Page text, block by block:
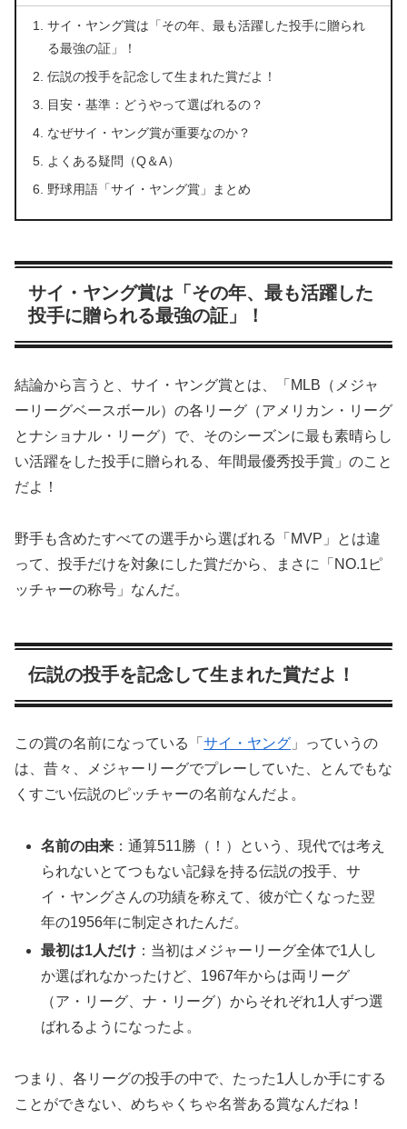
サイ・ヤング賞は「その年、最も活躍した投手に贈られ
る最強の証」！
伝説の投手を記念して生まれた賞だよ！
目安・基準：どうやって選ばれるの？
なぜサイ・ヤング賞が重要なのか？
よくある疑問（Q＆A）
野球用語「サイ・ヤング賞」まとめ
サイ・ヤング賞は「その年、最も活躍した
投手に贈られる最強の証」！
結論から言うと、サイ・ヤング賞とは、「MLB（メジャ
ーリーグベースボール）の各リーグ（アメリカン・リーグ
とナショナル・リーグ）で、そのシーズンに最も素晴らし
い活躍をした投手に贈られる、年間最優秀投手賞」のこと
だよ！
野手も含めたすべての選手から選ばれる「MVP」とは違
って、投手だけを対象にした賞だから、まさに「NO.1ピ
ッチャーの称号」なんだ。
伝説の投手を記念して生まれた賞だよ！
この賞の名前になっている「 サイ・ヤング 」っていうの
は、昔々、メジャーリーグでプレーしていた、とんでもな
くすごい伝説のピッチャーの名前なんだよ。
名前の由来 ：通算511勝（！）という、現代では考え
られないとてつもない記録を持る伝説の投手、サ
イ・ヤングさんの功績を称えて、彼が亡くなった翌
年の1956年に制定されたんだ。
最初は1人だけ ：当初はメジャーリーグ全体で1人し
か選ばれなかったけど、1967年からは両リーグ
（ア・リーグ、ナ・リーグ）からそれぞれ1人ずつ選
ばれるようになったよ。
つまり、各リーグの投手の中で、たった1人しか手にする
ことができない、めちゃくちゃ名誉ある賞なんだね！